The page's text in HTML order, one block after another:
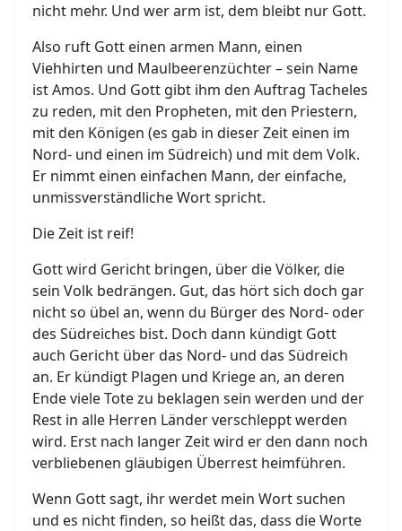
nicht mehr. Und wer arm ist, dem bleibt nur Gott.
Also ruft Gott einen armen Mann, einen
Viehhirten und Maulbeerenzüchter – sein Name
ist Amos. Und Gott gibt ihm den Auftrag Tacheles
zu reden, mit den Propheten, mit den Priestern,
mit den Königen (es gab in dieser Zeit einen im
Nord- und einen im Südreich) und mit dem Volk.
Er nimmt einen einfachen Mann, der einfache,
unmissverständliche Wort spricht.
Die Zeit ist reif!
Gott wird Gericht bringen, über die Völker, die
sein Volk bedrängen. Gut, das hört sich doch gar
nicht so übel an, wenn du Bürger des Nord- oder
des Südreiches bist. Doch dann kündigt Gott
auch Gericht über das Nord- und das Südreich
an. Er kündigt Plagen und Kriege an, an deren
Ende viele Tote zu beklagen sein werden und der
Rest in alle Herren Länder verschleppt werden
wird. Erst nach langer Zeit wird er den dann noch
verbliebenen gläubigen Überrest heimführen.
Wenn Gott sagt, ihr werdet mein Wort suchen
und es nicht finden, so heißt das, dass die Worte